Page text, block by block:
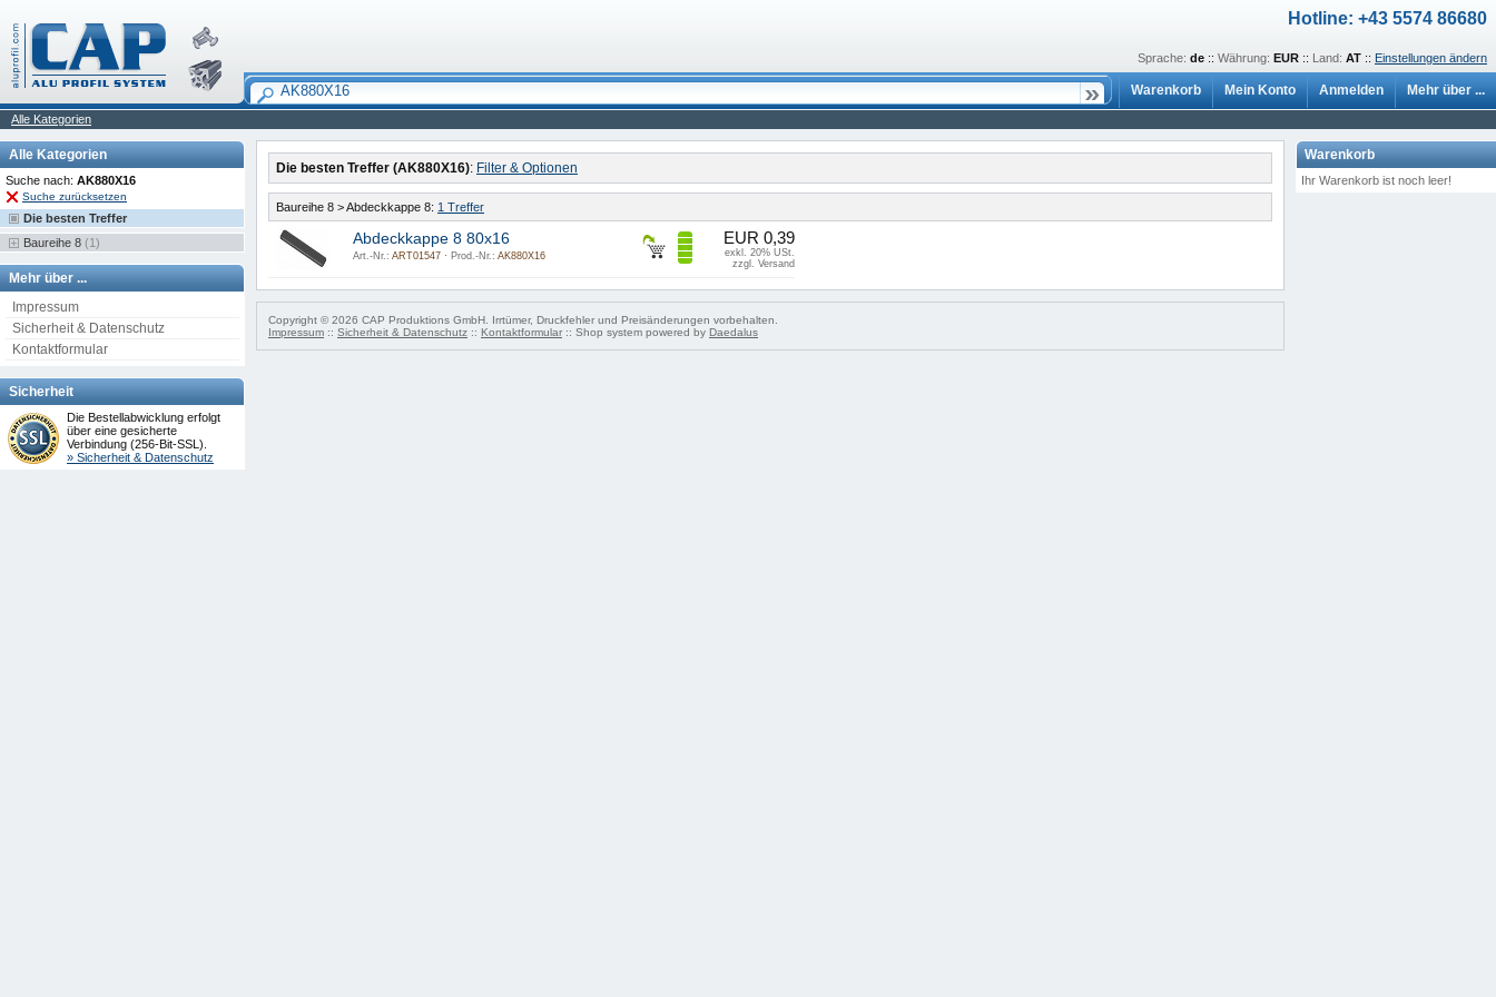
Hotline: +43 5574 86680
Sprache: de :: Währung: EUR :: Land: AT :: Einstellungen ändern
Warenkorb Mein Konto Anmelden Mehr über ...
Alle Kategorien
Alle Kategorien
Suche nach: AK880X16
Suche zurücksetzen
Die besten Treffer
Baureihe 8 (1)
Mehr über ...
Impressum
Sicherheit & Datenschutz
Kontaktformular
Sicherheit
Die Bestellabwicklung erfolgt
über eine gesicherte
Verbindung (256-Bit-SSL).
» Sicherheit & Datenschutz
Die besten Treffer (AK880X16): Filter & Optionen
Baureihe 8 > Abdeckkappe 8: 1 Treffer
Abdeckkappe 8 80x16
Art.-Nr.: ART01547 · Prod.-Nr.: AK880X16
EUR 0,39
exkl. 20% USt.
zzgl. Versand
Copyright © 2026 CAP Produktions GmbH. Irrtümer, Druckfehler und Preisänderungen vorbehalten.
Impressum :: Sicherheit & Datenschutz :: Kontaktformular :: Shop system powered by Daedalus
Warenkorb
Ihr Warenkorb ist noch leer!